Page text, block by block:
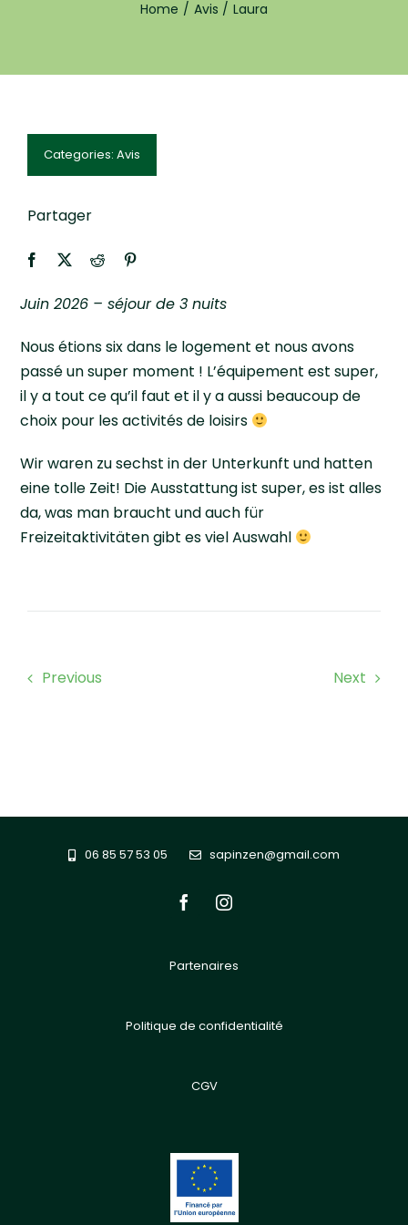
Home Avis Laura
Categories: Avis
Partager
Juin 2026 – séjour de 3 nuits
Nous étions six dans le logement et nous avons
passé un super moment ! L’équipement est super,
il y a tout ce qu’il faut et il y a aussi beaucoup de
choix pour les activités de loisirs
Wir waren zu sechst in der Unterkunft und hatten
eine tolle Zeit! Die Ausstattung ist super, es ist alles
da, was man braucht und auch für
Freizeitaktivitäten gibt es viel Auswahl
Previous Next
06 85 57 53 05 sapinzen@gmail.com
Partenaires
Politique de confidentialité
CGV